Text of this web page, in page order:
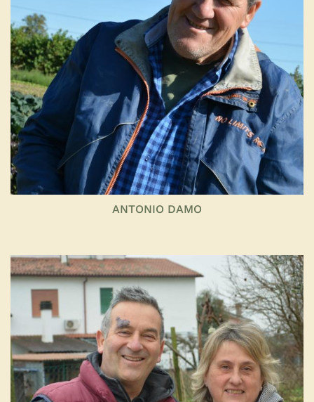
ANTONIO DAMO